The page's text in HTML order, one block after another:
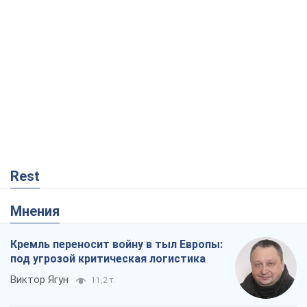
Rest
Мнения
Кремль переносит войну в тыл Европы:
под угрозой критическая логистика
Виктор Ягун 11,2 т.